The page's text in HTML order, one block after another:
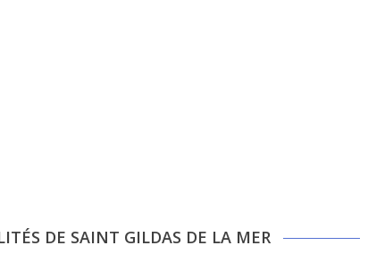
DE SAINT GILDAS DE LA MER